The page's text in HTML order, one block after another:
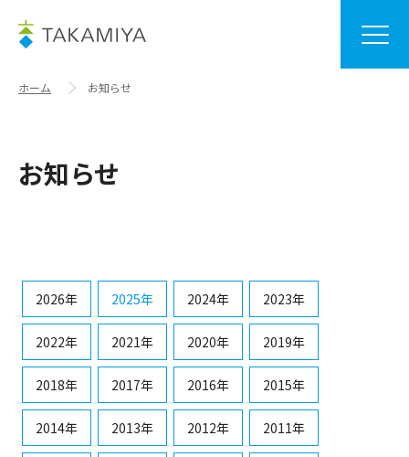
ホーム お知らせ
お知らせ
2026年 2025年 2024年 2023年
2022年 2021年 2020年 2019年
2018年 2017年 2016年 2015年
2014年 2013年 2012年 2011年